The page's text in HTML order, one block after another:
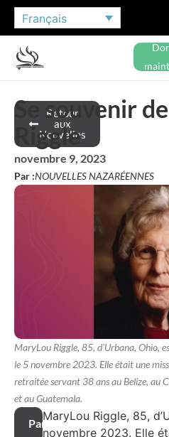
Français
Retour
aux
Nouvelles
Se souvenir
Riggle
novembre 9, 2023
Par :NOUVELLES NAZARÉENNES
MaryLou Riggle, 85, d'Urbana, Ohio,
le 5 novembre 2023. Elle était une
retraitée servant 38 ans au Belize, au
et au Guatemala.
Partager
MaryLou Riggle, 85,
novembre 2023. Elle